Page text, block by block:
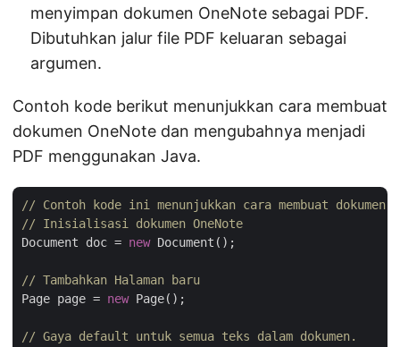
menyimpan dokumen OneNote sebagai PDF.
Dibutuhkan jalur file PDF keluaran sebagai
argumen.
Contoh kode berikut menunjukkan cara membuat
dokumen OneNote dan mengubahnya menjadi
PDF menggunakan Java.
// Contoh kode ini menunjukkan cara membuat dokumen
// Inisialisasi dokumen OneNote
Document doc = new Document();
// Tambahkan Halaman baru
Page page = new Page();
// Gaya default untuk semua teks dalam dokumen.